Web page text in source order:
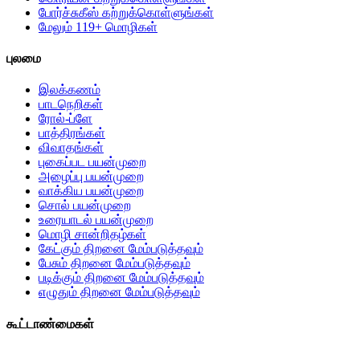
போர்ச்சுகீஸ் கற்றுக்கொள்ளுங்கள்
மேலும் 119+ மொழிகள்
புலமை
இலக்கணம்
பாடநெறிகள்
ரோல்-ப்ளே
பாத்திரங்கள்
விவாதங்கள்
புகைப்பட பயன்முறை
அழைப்பு பயன்முறை
வாக்கிய பயன்முறை
சொல் பயன்முறை
உரையாடல் பயன்முறை
மொழி சான்றிதழ்கள்
கேட்கும் திறனை மேம்படுத்தவும்
பேசும் திறனை மேம்படுத்தவும்
படிக்கும் திறனை மேம்படுத்தவும்
எழுதும் திறனை மேம்படுத்தவும்
கூட்டாண்மைகள்